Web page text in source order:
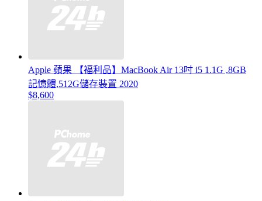
Apple 蘋果 【福利品】MacBook Air 13吋 i5 1.1G ,8GB
記憶體,512G儲存裝置 2020
$8,600